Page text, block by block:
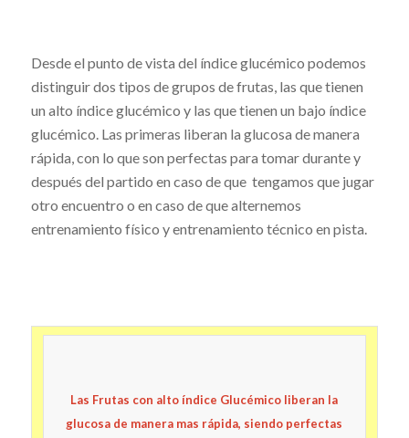
Desde el punto de vista del índice glucémico podemos
distinguir dos tipos de grupos de frutas, las que tienen
un alto índice glucémico y las que tienen un bajo índice
glucémico. Las primeras liberan la glucosa de manera
rápida, con lo que son perfectas para tomar durante y
después del partido en caso de que tengamos que jugar
otro encuentro o en caso de que alternemos
entrenamiento físico y entrenamiento técnico en pista.
Las Frutas con alto índice Glucémico liberan la
glucosa de manera mas rápida, siendo perfectas